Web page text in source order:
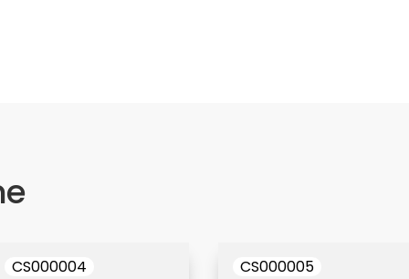
CS000004 CS000005